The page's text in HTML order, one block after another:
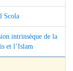
Scola
intrinsèque de la
et l’Islam